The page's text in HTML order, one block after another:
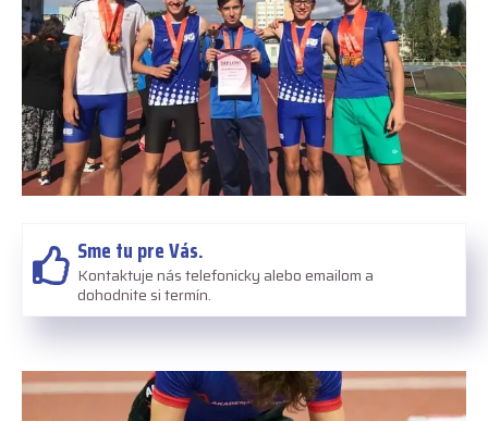
Sme tu pre Vás.
Kontaktuje nás telefonicky alebo emailom a
dohodnite si termín.